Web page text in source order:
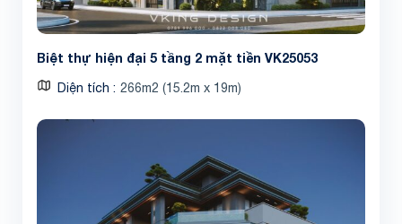
Biệt thự hiện đại 5 tầng 2 mặt tiền VK25053
Diện tích 266m2 (15.2m x 19m)